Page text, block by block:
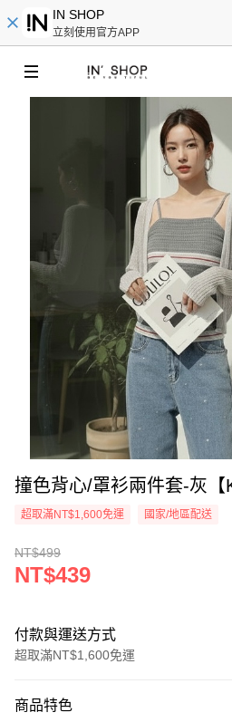
IN SHOP
立刻使用官方APP
撞色背心/罩衫兩件套-灰【
超取滿NT$1,600免運 國家/地區配送
NT$499
NT$439
付款與運送方式
超取滿NT$1,600免運
信用卡一次付款
商品特色